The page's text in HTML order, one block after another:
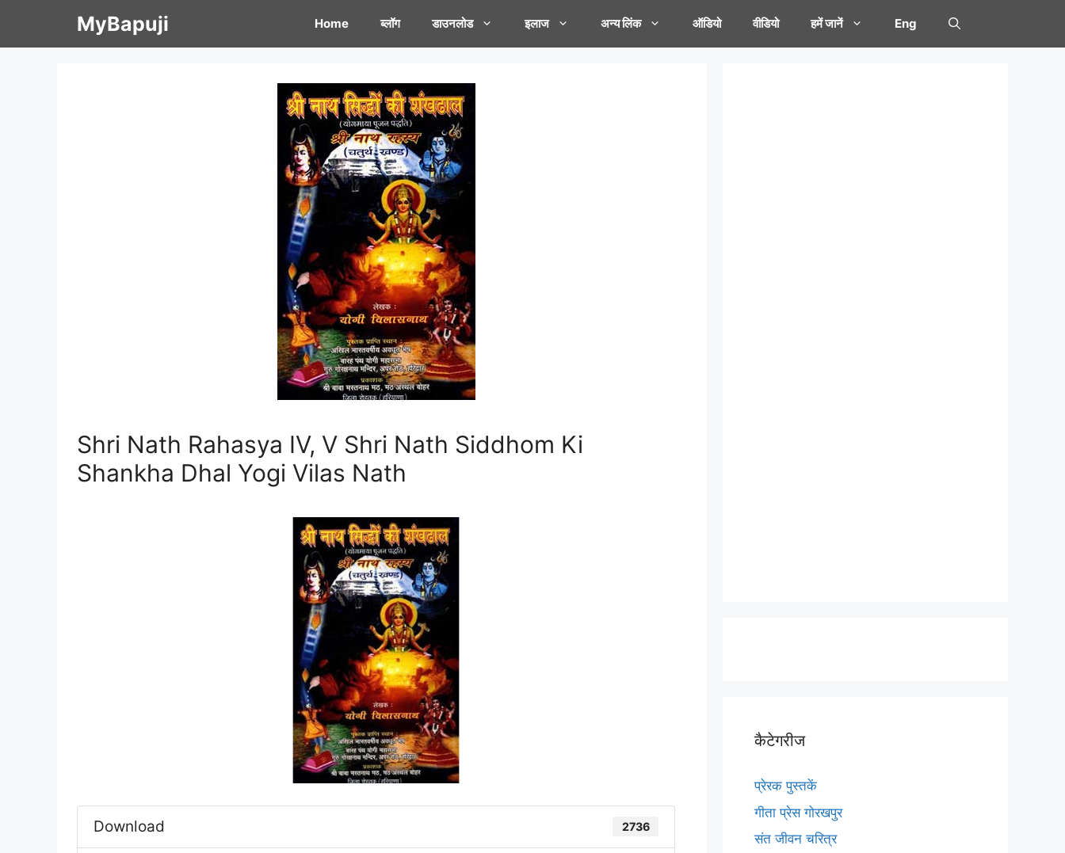
MyBapuji Home ब्लॉग डाउनलोड इलाज अन्य लिंक ऑडियो वीडियो हमें जानें Eng
Shri Nath Rahasya IV, V Shri Nath Siddhom Ki
Shankha Dhal Yogi Vilas Nath
Download 2736
कैटेगरीज
प्रेरक पुस्तकें
गीता प्रेस गोरखपुर
संत जीवन चरित्र